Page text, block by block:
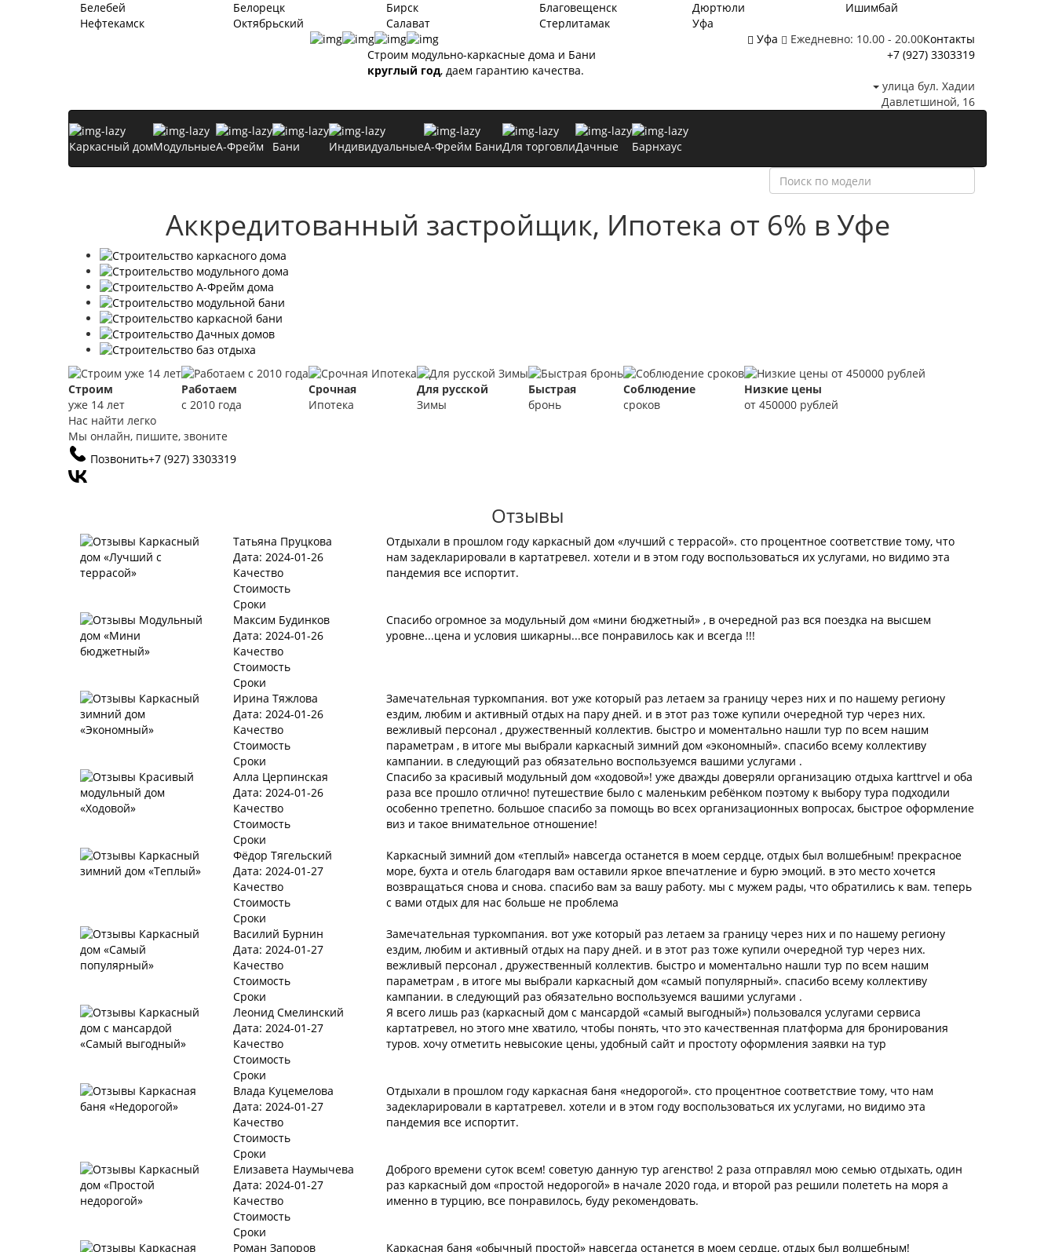
Белебей Белорецк Бирск Благовещенск Дюртюли
Ишимбай
Нефтекамск
Октябрьский Салават Стерлитамак
Уфа
Уфа
Ежедневно: 10.00 - 20.00Контакты
Строим модульно-каркасные дома и Бани
круглый год, даем гарантию качества.
+7 (927) 3303319
улица бул. Хадии
Давлетшиной, 16
Каркасный домМодульныеА-Фрейм Бани ИндивидуальныеА-Фрейм БаниДля торговлиДачные Барнхаус
Аккредитованный застройщик, Ипотека от 6% в Уфе
Строим
уже 14 лет
Работаем
с 2010 года
Срочная
Ипотека
Для русской
Зимы
Быстрая
бронь
Соблюдение
сроков
Низкие цены
от 450000 рублей
Нас найти легко
Мы онлайн, пишите, звоните
Позвонить+7 (927) 3303319
Отзывы
Татьяна Пруцкова
Дата: 2024-01-26
Качество
Стоимость
Сроки
Отдыхали в прошлом году каркасный дом «лучший с террасой». сто процентное соответствие тому, что
нам задекларировали в картатревел. хотели и в этом году воспользоваться их услугами, но видимо эта
пандемия все испортит.
Максим Будинков
Дата: 2024-01-26
Качество
Стоимость
Сроки
Спасибо огромное за модульный дом «мини бюджетный» , в очередной раз вся поездка на высшем
уровне...цена и условия шикарны...все понравилось как и всегда !!!
Ирина Тяжлова
Дата: 2024-01-26
Качество
Стоимость
Сроки
Замечательная туркомпания. вот уже который раз летаем за границу через них и по нашему региону
ездим, любим и активный отдых на пару дней. и в этот раз тоже купили очередной тур через них.
вежливый персонал , дружественный коллектив. быстро и моментально нашли тур по всем нашим
параметрам , в итоге мы выбрали каркасный зимний дом «экономный». спасибо всему коллективу
кампании. в следующий раз обязательно воспользуемся вашими услугами .
Алла Церпинская
Дата: 2024-01-26
Качество
Стоимость
Сроки
Спасибо за красивый модульный дом «ходовой»! уже дважды доверяли организацию отдыха karttrvel и оба
раза все прошло отлично! путешествие было с маленьким ребёнком поэтому к выбору тура подходили
особенно трепетно. большое спасибо за помощь во всех организационных вопросах, быстрое оформление
виз и такое внимательное отношение!
Фёдор Тягельский
Дата: 2024-01-27
Качество
Стоимость
Сроки
Каркасный зимний дом «теплый» навсегда останется в моем сердце, отдых был волшебным! прекрасное
море, бухта и отель благодаря вам оставили яркое впечатление и бурю эмоций. в это место хочется
возвращаться снова и снова. спасибо вам за вашу работу. мы с мужем рады, что обратились к вам. теперь
с вами отдых для нас больше не проблема
Василий Бурнин
Дата: 2024-01-27
Качество
Стоимость
Сроки
Замечательная туркомпания. вот уже который раз летаем за границу через них и по нашему региону
ездим, любим и активный отдых на пару дней. и в этот раз тоже купили очередной тур через них.
вежливый персонал , дружественный коллектив. быстро и моментально нашли тур по всем нашим
параметрам , в итоге мы выбрали каркасный дом «самый популярный». спасибо всему коллективу
кампании. в следующий раз обязательно воспользуемся вашими услугами .
Леонид Смелинский
Дата: 2024-01-27
Качество
Стоимость
Сроки
Я всего лишь раз (каркасный дом с мансардой «самый выгодный») пользовался услугами сервиса
картатревел, но этого мне хватило, чтобы понять, что это качественная платформа для бронирования
туров. хочу отметить невысокие цены, удобный сайт и простоту оформления заявки на тур
Влада Куцемелова
Дата: 2024-01-27
Качество
Стоимость
Сроки
Отдыхали в прошлом году каркасная баня «недорогой». сто процентное соответствие тому, что нам
задекларировали в картатревел. хотели и в этом году воспользоваться их услугами, но видимо эта
пандемия все испортит.
Елизавета Наумычева
Дата: 2024-01-27
Качество
Стоимость
Сроки
Доброго времени суток всем! советую данную тур агенство! 2 раза отправлял мою семью отдыхать, один
раз каркасный дом «простой недорогой» в начале 2020 года, и второй раз решили полететь на моря а
именно в турцию, все понравилось, буду рекомендовать.
Роман Запоров
Каркасная баня «обычный простой» навсегда останется в моем сердце, отдых был волшебным!